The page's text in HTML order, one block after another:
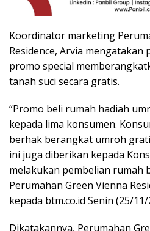
Koordinator marketing
Residence, Arvia
promo special
tanah suci secara gratis.
“Promo beli rumah hadiah
kepada lima konsumen.
berhak berangkat umroh
ini juga diberikan kepada
melakukan pembelian rumah
Perumahan Green Vienna
kepada btm.co.id Senin (25/11/
Dikatakannya, Perumahan